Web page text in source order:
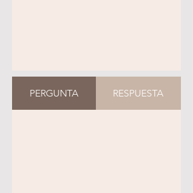
PERGUNTA RESPUESTA